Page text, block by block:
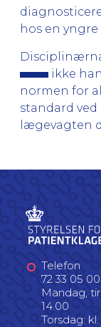
hos en yngre
ikke
normen for
standard
lægevagten
Telefon
72 33 05 00
Mandag,
14.00
Torsdag: